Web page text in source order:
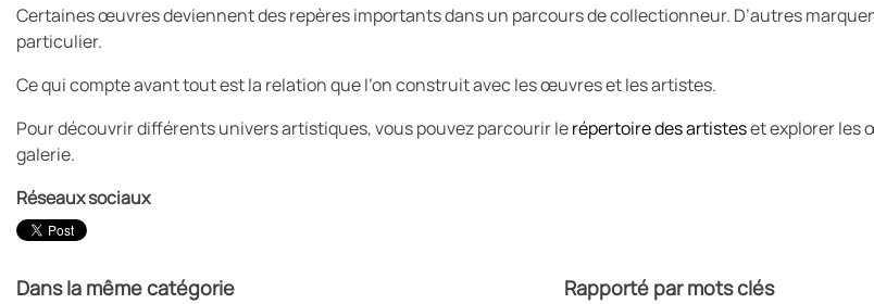
Certaines œuvres deviennent des repères importants dans un parcours de collectionneur. D’autres
particulier.
Ce qui compte avant tout est la relation que l’on construit avec les œuvres et les artistes.
Pour découvrir différents univers artistiques, vous pouvez parcourir lerépertoire des artisteset explorer les
galerie.
Réseaux sociaux
Dans la même catégorie Rapporté par mots clés